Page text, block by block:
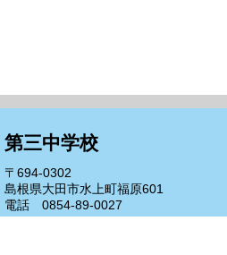
第三中学校
〒694-0302
島根県大田市水上町福原601
電話 0854-89-0027
FAX 0854-89-0154